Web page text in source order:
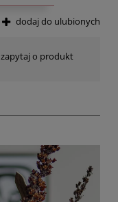
dodaj do ulubionych
zapytaj o produkt